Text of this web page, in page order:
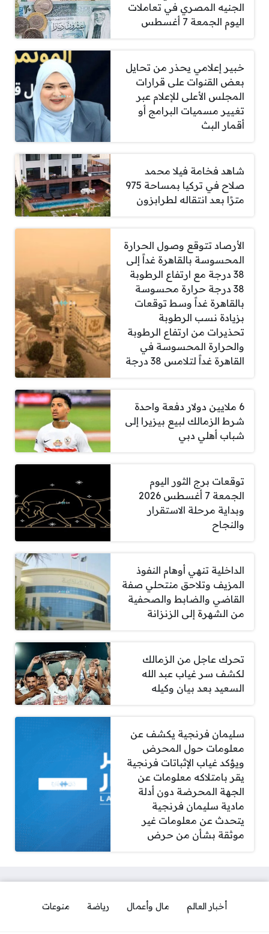
الجنيه المصري في تعاملات
اليوم الجمعة 7 أغسطس
خبير إعلامي يحذر من تحايل
بعض القنوات على قرارات
المجلس الأعلى للإعلام عبر
تغيير مسميات البرامج أو
أقمار البث
شاهد فخامة فيلا محمد
صلاح في تركيا بمساحة 975
مترًا بعد انتقاله لطرابزون
الأرصاد تتوقع وصول الحرارة
المحسوسة بالقاهرة غداً إلى
38 درجة مع ارتفاع الرطوبة
38 درجة حرارة محسوسة
بالقاهرة غداً وسط توقعات
بزيادة نسب الرطوبة
تحذيرات من ارتفاع الرطوبة
والحرارة المحسوسة في
القاهرة غداً لتلامس 38 درجة
6 ملايين دولار دفعة واحدة
شرط الزمالك لبيع بيزيرا إلى
شباب أهلي دبي
توقعات برج الثور اليوم
الجمعة 7 أغسطس 2026
وبداية مرحلة الاستقرار
والنجاح
الداخلية تنهي أوهام النفوذ
المزيف وتلاحق منتحلي صفة
القاضي والضابط والصحفية
من الشهرة إلى الزنزانة
تحرك عاجل من الزمالك
لكشف سر غياب عبد الله
السعيد بعد بيان وكيله
سليمان فرنجية يكشف عن
معلومات حول المحرض
ويؤكد غياب الإثباتات فرنجية
يقر بامتلاكه معلومات عن
الجهة المحرضة دون أدلة
مادية سليمان فرنجية
يتحدث عن معلومات غير
موثقة بشأن من حرض
أخبار العالم مال وأعمال رياضة منوعات